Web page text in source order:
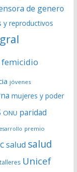
de genero
y reproductivos
femicidio
jóvenes
mujeres y poder
ONU paridad
premio
salud salud
talleres Unicef